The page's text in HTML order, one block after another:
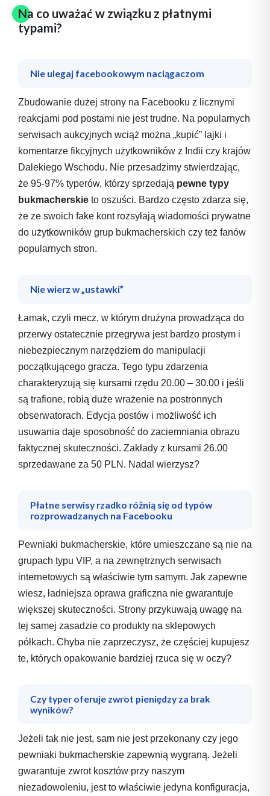
Na co uważać w związku z płatnymi
typami?
Nie ulegaj facebookowym naciągaczom
Zbudowanie dużej strony na Facebooku z licznymi
reakcjami pod postami nie jest trudne. Na popularnych
serwisach aukcyjnych wciąż można „kupić” lajki i
komentarze fikcyjnych użytkowników z Indii czy krajów
Dalekiego Wschodu. Nie przesadzimy stwierdzając,
że 95-97% typerów, którzy sprzedają pewne typy
bukmacherskie to oszuści. Bardzo często zdarza się,
że ze swoich fake kont rozsyłają wiadomości prywatne
do użytkowników grup bukmacherskich czy też fanów
popularnych stron.
Nie wierz w „ustawki”
Łamak, czyli mecz, w którym drużyna prowadząca do
przerwy ostatecznie przegrywa jest bardzo prostym i
niebezpiecznym narzędziem do manipulacji
początkującego gracza. Tego typu zdarzenia
charakteryzują się kursami rzędu 20.00 – 30.00 i jeśli
są trafione, robią duże wrażenie na postronnych
obserwatorach. Edycja postów i możliwość ich
usuwania daje sposobność do zaciemniania obrazu
faktycznej skuteczności. Zakłady z kursami 26.00
sprzedawane za 50 PLN. Nadal wierzysz?
Płatne serwisy rzadko różnią się od typów
rozprowadzanych na Facebooku
Pewniaki bukmacherskie, które umieszczane są nie na
grupach typu VIP, a na zewnętrznych serwisach
internetowych są właściwie tym samym. Jak zapewne
wiesz, ładniejsza oprawa graficzna nie gwarantuje
większej skuteczności. Strony przykuwają uwagę na
tej samej zasadzie co produkty na sklepowych
półkach. Chyba nie zaprzeczysz, że częściej kupujesz
te, których opakowanie bardziej rzuca się w oczy?
Czy typer oferuje zwrot pieniędzy za brak
wyników?
Jeżeli tak nie jest, sam nie jest przekonany czy jego
pewniaki bukmacherskie zapewnią wygraną. Jeżeli
gwarantuje zwrot kosztów przy naszym
niezadowoleniu, jest to właściwie jedyna konfiguracja,